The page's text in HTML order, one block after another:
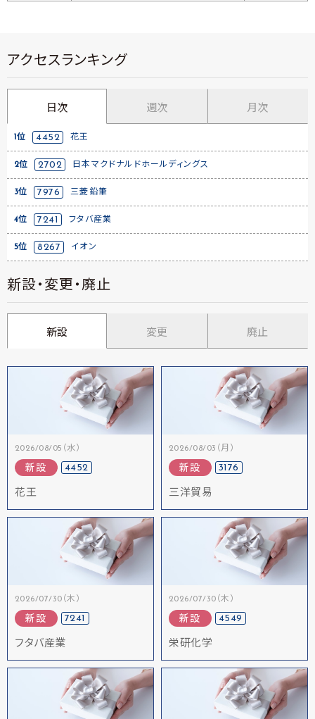
アクセスランキング
日次 週次 月次
1位 4452 花王
2位 2702 日本マクドナルドホールディングス
3位 7976 三菱鉛筆
4位 7241 フタバ産業
5位 8267 イオン
新設・変更・廃止
新設 変更 廃止
2026/08/05（水）
新設 4452
花王
2026/08/03（月）
新設 3176
三洋貿易
2026/07/30（木）
新設 7241
フタバ産業
2026/07/30（木）
新設 4549
栄研化学